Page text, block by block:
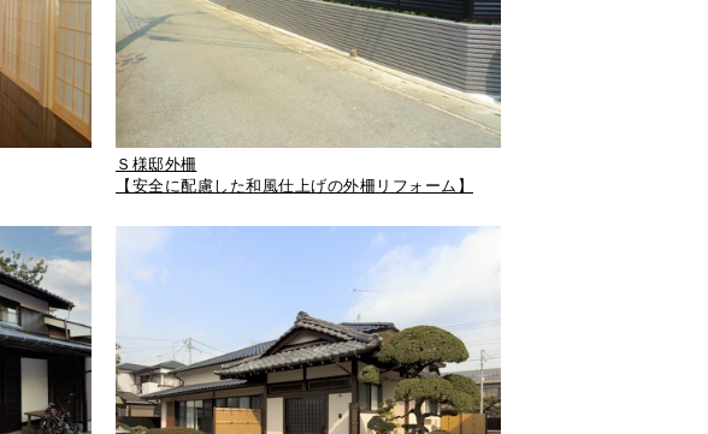
Ｓ様邸外柵
【安全に配慮した和風仕上げの外柵リフォーム】